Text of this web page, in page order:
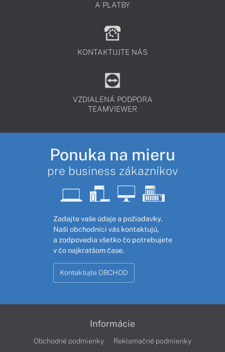
A PLATBY
KONTAKTUJTE NÁS
VZDIALENÁ PODPORA
TEAMVIEWER
Ponuka na mieru
pre business zákazníkov
Zadajte vaše údaje a požiadavky.
Naši obchodníci vás kontaktujú,
a zodpovedia všetko čo potrebujete
v čo najkratšom čase.
Kontaktujte OBCHOD
Informácie
Obchodné podmienky
Reklamačné podmienky